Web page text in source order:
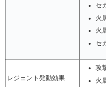
セ
火
火
セ
レジェント発動効果
攻
火